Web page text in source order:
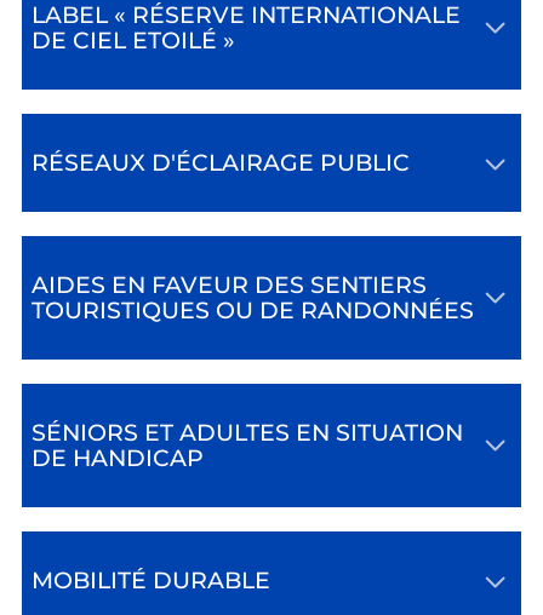
LABEL « RÉSERVE INTERNATIONALE
DE CIEL ETOILÉ »
RÉSEAUX D'ÉCLAIRAGE PUBLIC
AIDES EN FAVEUR DES SENTIERS
TOURISTIQUES OU DE RANDONNÉES
SÉNIORS ET ADULTES EN SITUATION
DE HANDICAP
MOBILITÉ DURABLE